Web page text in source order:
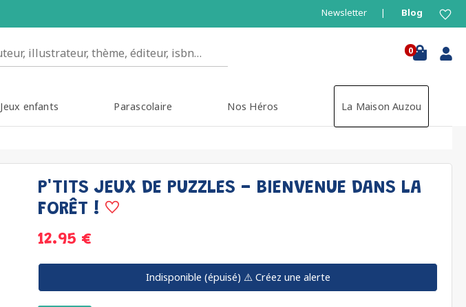
Newsletter Blog
0
Jeux enfants Parascolaire Nos Héros La Maison Auzou
P'TITS JEUX DE PUZZLES - BIENVENUE DANS LA
FORÊT !
12.95 €
Indisponible (épuisé) ⚠️ Créez une alerte